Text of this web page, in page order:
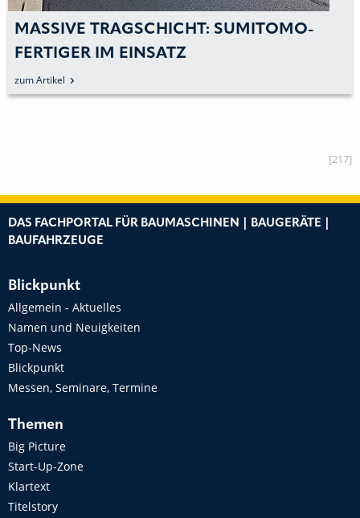
MASSIVE TRAGSCHICHT: SUMITOMO-
FERTIGER IM EINSATZ
zum Artikel
[217]
DAS FACHPORTAL FÜR BAUMASCHINEN | BAUGERÄTE |
BAUFAHRZEUGE
Blickpunkt
Allgemein - Aktuelles
Namen und Neuigkeiten
Top-News
Blickpunkt
Messen, Seminare, Termine
Themen
Big Picture
Start-Up-Zone
Klartext
Titelstory